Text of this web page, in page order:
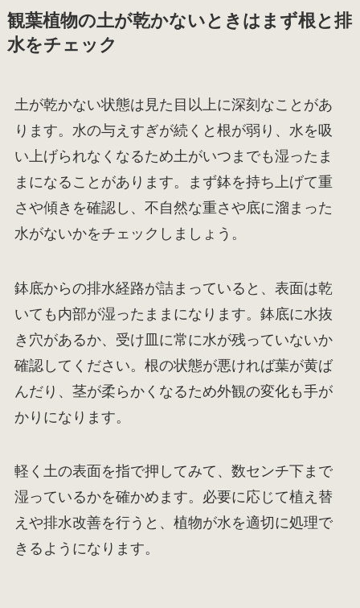
観葉植物の土が乾かないときはまず根と排
水をチェック
土が乾かない状態は見た目以上に深刻なことがあ
ります。水の与えすぎが続くと根が弱り、水を吸
い上げられなくなるため土がいつまでも湿ったま
まになることがあります。まず鉢を持ち上げて重
さや傾きを確認し、不自然な重さや底に溜まった
水がないかをチェックしましょう。
鉢底からの排水経路が詰まっていると、表面は乾
いても内部が湿ったままになります。鉢底に水抜
き穴があるか、受け皿に常に水が残っていないか
確認してください。根の状態が悪ければ葉が黄ば
んだり、茎が柔らかくなるため外観の変化も手が
かりになります。
軽く土の表面を指で押してみて、数センチ下まで
湿っているかを確かめます。必要に応じて植え替
えや排水改善を行うと、植物が水を適切に処理で
きるようになります。